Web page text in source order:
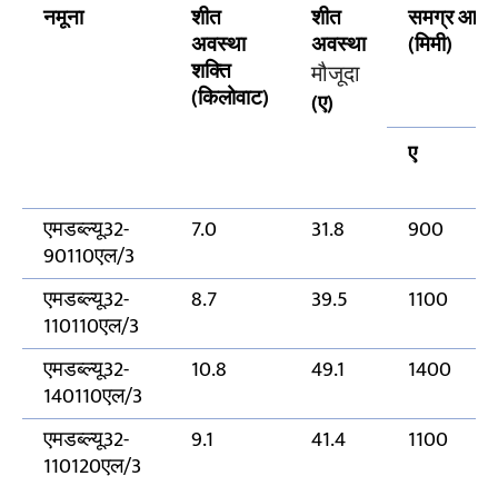
नमूना शीत
अवस्था
शक्ति
(किलोवाट)
शीत
अवस्था
मौजूदा
(ए)
समग्र
(मिमी)
ए
एमडब्ल्यू32-
90110एल/3
7.0 31.8 900
एमडब्ल्यू32-
110110एल/3
8.7 39.5 1100
एमडब्ल्यू32-
140110एल/3
10.8 49.1 1400
एमडब्ल्यू32-
110120एल/3
9.1 41.4 1100